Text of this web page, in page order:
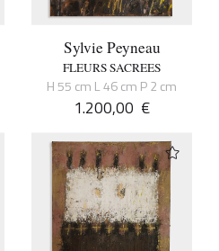
Sylvie Peyneau
FLEURS SACREES
H 55 cm L 46 cm P 2 cm
1.200,00 €